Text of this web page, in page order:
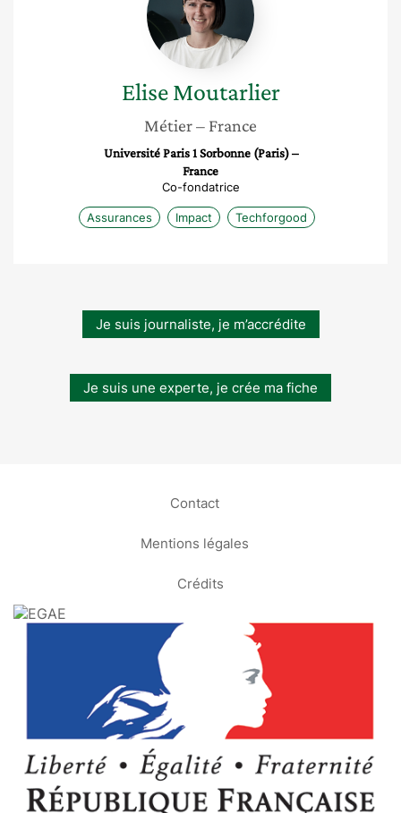
Elise Moutarlier
Métier– France
Université Paris 1 Sorbonne (Paris) –
France
Co-fondatrice
Assurances Impact Techforgood
Je suis journaliste, je m’accrédite
Je suis une experte, je crée ma fiche
Contact
Mentions légales
Crédits